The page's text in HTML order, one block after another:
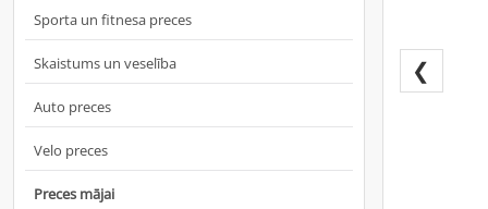
Sporta un fitnesa preces
Skaistums un veselība
Auto preces
Velo preces
Preces mājai
❮